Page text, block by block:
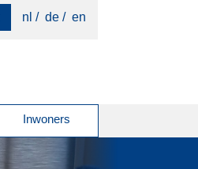
nl de en
Inwoners